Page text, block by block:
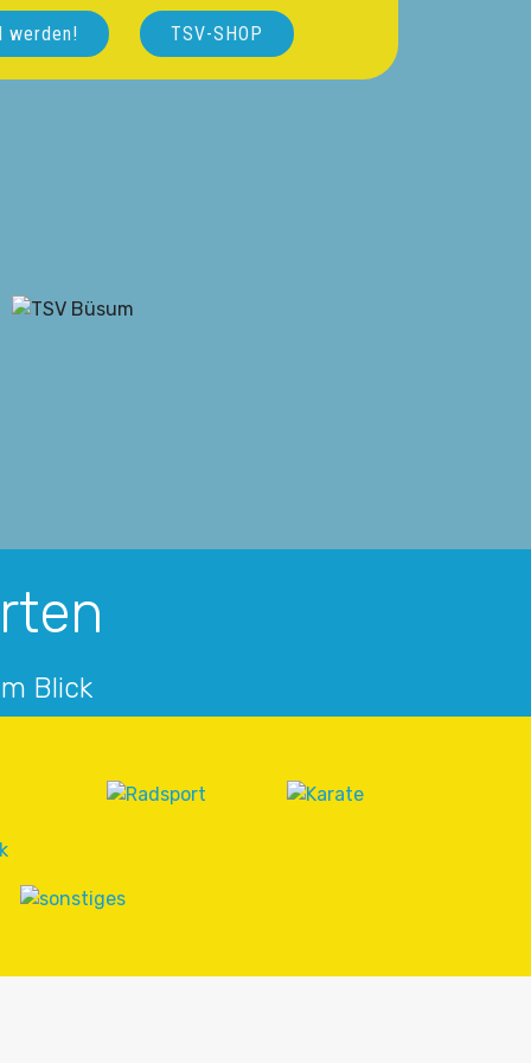
werden! TSV-SHOP
Blick